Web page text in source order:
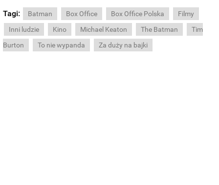
Tagi: Batman Box Office Box Office Polska
Filmy
Inni ludzie
Kino Michael Keaton The Batman
Tim
Burton
To nie wypanda Za duży na bajki